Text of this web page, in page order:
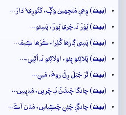
(بيت) وِھي مَنجِهين وَڳَ، کَٿُورِيءَ ڏارَ…
(بيت) ٻُوۡرُ نَہ چَري ٻُورُ، پَسِئو…
(بيت) پَسِي ڳاڙھا گُلِڙا، ڪَرَھا ڪِيمَ…
(بيت) پَلاڻِئو پِئو، اولاڻِئو نَہ اُٿِيي،…
(بيت) ٿَرَ جَبَلَ رِڻَ روھَ، مَيي…
(بيت) چانگا چَندَنُ نَہ چَرين، مَياپِيين…
(بيت) چانگي چَئِي چُڪِياسِ، مَٿان اَڪَ…